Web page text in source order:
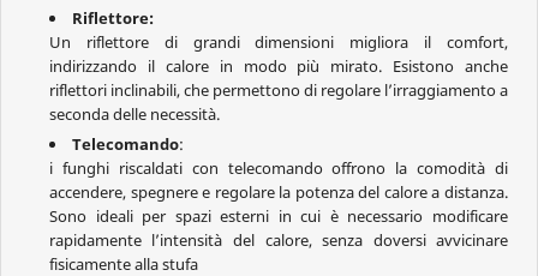
Riflettore:
Un riflettore di grandi dimensioni migliora il comfort,
indirizzando il calore in modo più mirato. Esistono anche
riflettori inclinabili, che permettono di regolare l’irraggiamento a
seconda delle necessità.
Telecomando:
i funghi riscaldati con telecomando offrono la comodità di
accendere, spegnere e regolare la potenza del calore a distanza.
Sono ideali per spazi esterni in cui è necessario modificare
rapidamente l’intensità del calore, senza doversi avvicinare
fisicamente alla stufa